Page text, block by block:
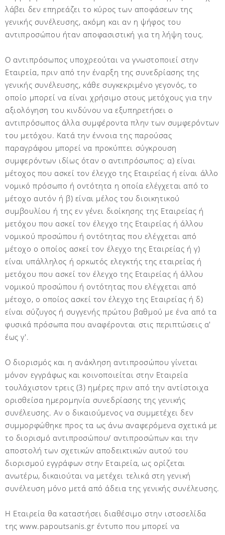
λάβει δεν επηρεάζει το κύρος των αποφάσεων της
γενικής συνέλευσης, ακόμη και αν η ψήφος του
αντιπροσώπου ήταν αποφασιστική για τη λήψη τους.
Ο αντιπρόσωπος υποχρεούται να γνωστοποιεί στην
Εταιρεία, πριν από την έναρξη της συνεδρίασης της
γενικής συνέλευσης, κάθε συγκεκριμένο γεγονός, το
οποίο μπορεί να είναι χρήσιμο στους μετόχους για την
αξιολόγηση του κινδύνου να εξυπηρετήσει ο
αντιπρόσωπος άλλα συμφέροντα πλην των συμφερόντων
του μετόχου. Κατά την έννοια της παρούσας
παραγράφου μπορεί να προκύπτει σύγκρουση
συμφερόντων ιδίως όταν ο αντιπρόσωπος: α) είναι
μέτοχος που ασκεί τον έλεγχο της Εταιρείας ή είναι άλλο
νομικό πρόσωπο ή οντότητα η οποία ελέγχεται από το
μέτοχο αυτόν ή β) είναι μέλος του διοικητικού
συμβουλίου ή της εν γένει διοίκησης της Εταιρείας ή
μετόχου που ασκεί τον έλεγχο της Εταιρείας ή άλλου
νομικού προσώπου ή οντότητας που ελέγχεται από
μέτοχο ο οποίος ασκεί τον έλεγχο της Εταιρείας ή γ)
είναι υπάλληλος ή ορκωτός ελεγκτής της εταιρείας ή
μετόχου που ασκεί τον έλεγχο της Εταιρείας ή άλλου
νομικού προσώπου ή οντότητας που ελέγχεται από
μέτοχο, ο οποίος ασκεί τον έλεγχο της Εταιρείας ή δ)
είναι σύζυγος ή συγγενής πρώτου βαθμού με ένα από τα
φυσικά πρόσωπα που αναφέρονται στις περιπτώσεις α'
έως γ'.
Ο διορισμός και η ανάκληση αντιπροσώπου γίνεται
μόνον εγγράφως και κοινοποιείται στην Εταιρεία
τουλάχιστον τρεις (3) ημέρες πριν από την αντίστοιχα
ορισθείσα ημερομηνία συνεδρίασης της γενικής
συνέλευσης. Αν ο δικαιούμενος να συμμετέχει δεν
συμμορφώθηκε προς τα ως άνω αναφερόμενα σχετικά με
το διορισμό αντιπροσώπου/ αντιπροσώπων και την
αποστολή των σχετικών αποδεικτικών αυτού του
διορισμού εγγράφων στην Εταιρεία, ως ορίζεται
ανωτέρω, δικαιούται να μετέχει τελικά στη γενική
συνέλευση μόνο μετά από άδεια της γενικής συνέλευσης.
Η Εταιρεία θα καταστήσει διαθέσιμο στην ιστοσελίδα
της www.papoutsanis.gr έντυπο που μπορεί να